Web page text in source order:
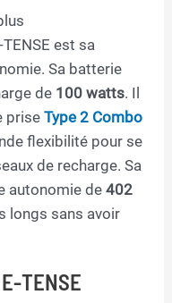
est sa
Sa batterie
de 100 watts. Il
priseType 2 Combo
flexibilité pour se
de recharge. Sa
autonomie de402
longs sans avoir
TENSE